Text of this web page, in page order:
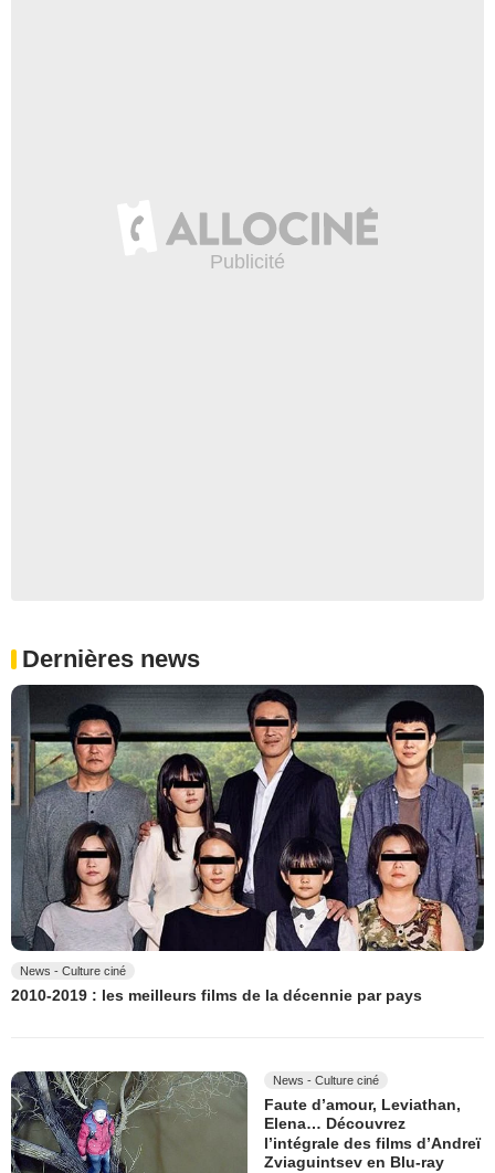
Dernières news
News - Culture ciné
2010-2019 : les meilleurs films de la décennie par pays
News - Culture ciné
Faute d’amour, Leviathan,
Elena… Découvrez
l’intégrale des films d’Andreï
Zviaguintsev en Blu-ray